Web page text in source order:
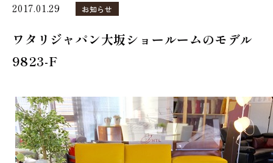
2017.01.29 お知らせ
ワタリジャパン大坂ショールームのモデル
9823-F